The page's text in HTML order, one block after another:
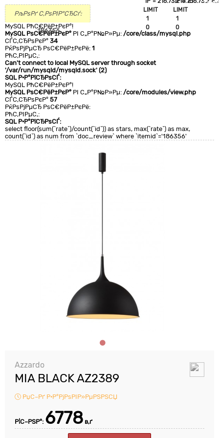
LIMIT
1
0
LIMIT
1
0
РљРѕРґ С‚РѕРІР°СЂСѓ:
186356
MySQL РћС€РёР±РєР°!
MySQL РѕС€РёР±РєР° РІ С„Р°Р№Р»Рµ: /core/class/mysql.php
СЃС‚СЂРѕРєР° 34
РќРѕРјРµСЂ РѕС€РёР±РєРё: 1
РћС‚РІРµС‚:
Can't connect to local MySQL server through socket
'/var/run/mysqld/mysqld.sock' (2)
SQL Р·Р°РїСЂРѕСЃ:
MySQL РћС€РёР±РєР°!
MySQL РѕС€РёР±РєР° РІ С„Р°Р№Р»Рµ: /core/modules/view.php
СЃС‚СЂРѕРєР° 57
РќРѕРјРµСЂ РѕС€РёР±РєРё:
РћС‚РІРµС‚:
SQL Р·Р°РїСЂРѕСЃ:
select floor(sum(`rate`)/count(`id`)) as stars, max(`rate`) as max,
count(`id`) as num from `doc_review` where `itemid`='186356'
Azzardo
MIA BLACK AZ2389
РџС–Рґ Р·Р°РјРѕРІР»РµРЅРЅСЏ
Р¦С–РЅР°: 6778 в‚ґ